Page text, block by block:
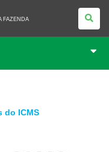
FAZENDA
do ICMS